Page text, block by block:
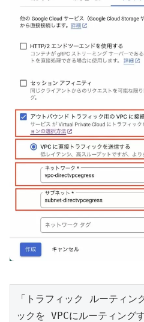
「トラフィック ルーティン
ックを VPCにルーティング